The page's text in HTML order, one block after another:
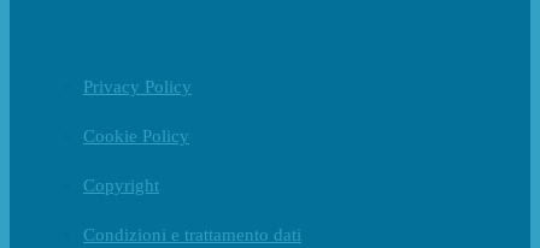
Privacy Policy
Cookie Policy
Copyright
Condizioni e trattamento dati